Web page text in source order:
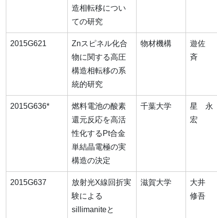
造相転移につい
ての研究
2015G621
Znスピネル化合
物に関する高圧
構造相転移の系
統的研究
物材機構
遊佐
斉
2015G636*
燃料電池の酸素
還元反応を高活
性化するPt合金
単結晶電極の実
構造の決定
千葉大学
星 永
宏
2015G637
放射光X線回折実
験による
sillimaniteと
滋賀大学
大井
修吾